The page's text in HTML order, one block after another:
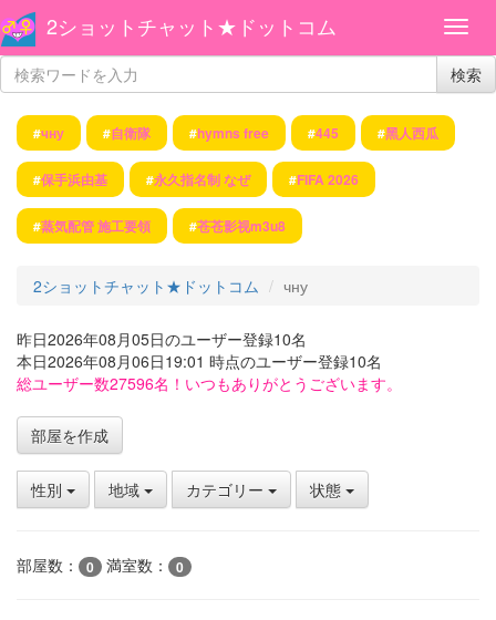
2ショットチャット★ドットコム
検索
#чну #自衛隊 #hymns free #445 #黑人西瓜
#保手浜由基 #永久指名制 なぜ #FIFA 2026
#蒸気配管 施工要領 #苍苍影视m3u8
2ショットチャット★ドットコム чну
昨日2026年08月05日のユーザー登録10名
本日2026年08月06日19:01 時点のユーザー登録10名
総ユーザー数27596名！いつもありがとうございます。
部屋を作成
性別 地域 カテゴリー 状態
部屋数： 0 満室数： 0